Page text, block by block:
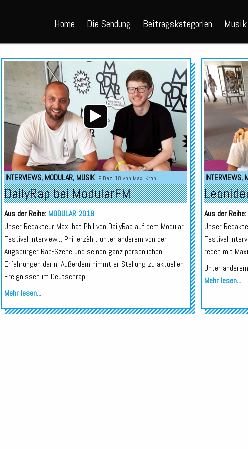
Home Die Sendung Beitragskategorien Musik
Audio-
Player
INTERVIEWS, MODULAR, MUSIK 9.Dez. 18 von Maxi Kroh
DailyRap bei ModularFM
Aus der Reihe: MODULAR 2018
Unser Redakteur Maxi hat Phil von DailyRap auf dem Modular
Festival interviewt. Phil erzählt unter anderem von der
Augsburger Rap-Szene und seinen ganz persönlichen
Erfahrungen darin. Außerdem nimmt er Stellung zu aktuellen
Ereignissen im Deutschrap.
Mehr lesen...
INTERVIEWS,
Aus der Reihe:
Unser
Festival
reden mit
Unter
Mehr lesen...